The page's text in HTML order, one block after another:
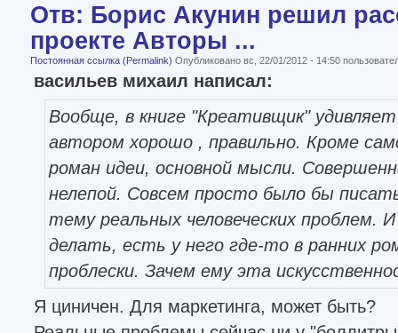
Отв: Борис Акунин решил
проекте Авторы ...
Постоянная ссылка (Permalink) Опубликовано вс, 22/01/2012 - 14:50
васильев михаил написал:
Вообще, в книге "Креативщик"
автором хорошо , правильно. Кроме
роман идеи, основной мысли.
нелепой. Совсем просто было бы
тему реальных человеческих проблем.
делать, есть у него где-то в ранних
проблески. Зачем ему эта
Я циничен. Для маркетинга, может быть?